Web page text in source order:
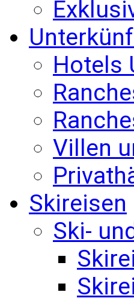
Hotels
Villen
Skireisen
Ski-